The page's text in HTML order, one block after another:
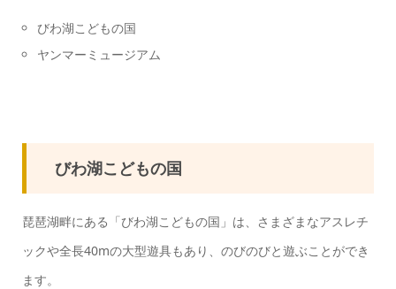
びわ湖こどもの国
ヤンマーミュージアム
びわ湖こどもの国
琵琶湖畔にある「びわ湖こどもの国」は、さまざまなアスレチ
ックや全長40mの大型遊具もあり、のびのびと遊ぶことができ
ます。